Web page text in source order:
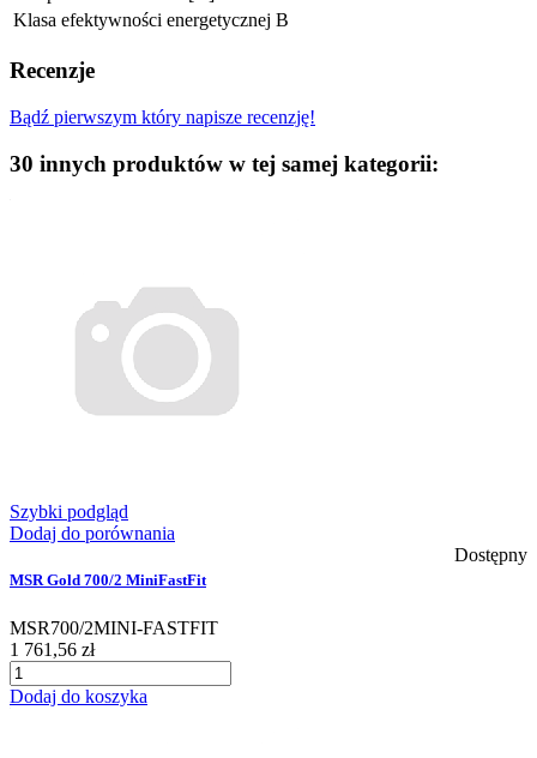
Klasa efektywności energetycznej B
Recenzje
Bądź pierwszym który napisze recenzję!
30 innych produktów w tej samej kategorii:
Szybki podgląd
Dodaj do porównania
Dostępny
MSR Gold 700/2 MiniFastFit
MSR700/2MINI-FASTFIT
1 761,56 zł
Dodaj do koszyka